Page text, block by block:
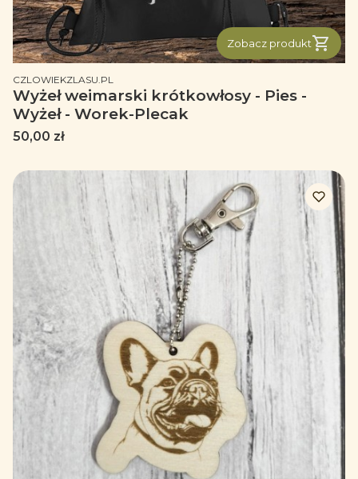
Zobacz produkt
PRODUCENT
CZLOWIEKZLASU.PL
Wyżeł weimarski krótkowłosy - Pies -
Wyżeł - Worek-Plecak
Cena
50,00 zł